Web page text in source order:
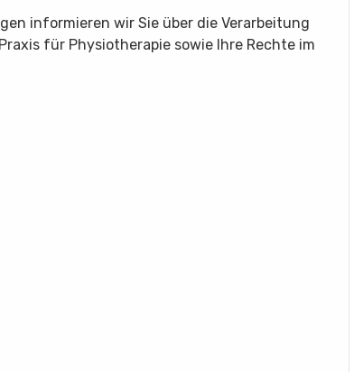
informieren wir Sie über die Verarbeitung
für Physiotherapie sowie Ihre Rechte im